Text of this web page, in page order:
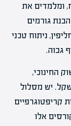
ומלמדים את
גורמים
ניתוח טכני
גבוה.
החינוכי,
שלהם נעים בין 3,000 ל-10,000 שקל. יש מסלול
קריפטוגרפיים
אלו